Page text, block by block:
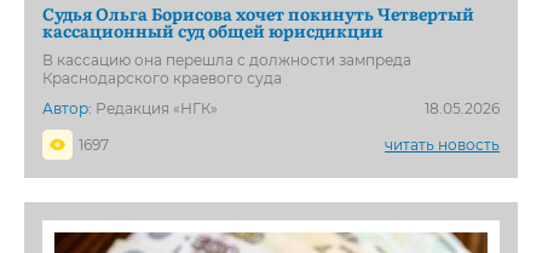
Судья Ольга Борисова хочет покинуть Четвертый
кассационный суд общей юрисдикции
В кассацию она перешла с должности зампреда
Краснодарского краевого суда
Автор: Редакция «НГК»
18.05.2026
1697
читать новость